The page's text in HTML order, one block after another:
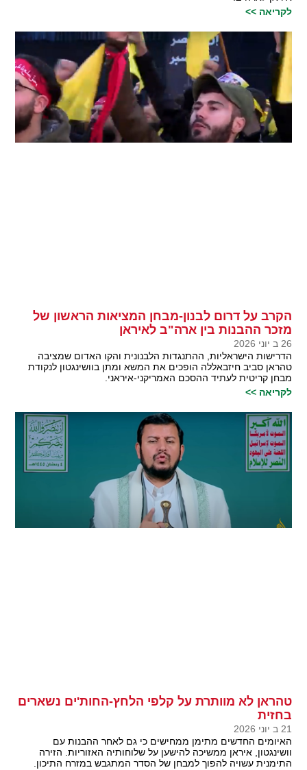
לקריאה >>
הקרב על דרום לבנון-מבחן המציאות הראשון של
מזכר ההבנות בין ארה"ב לאיראן
26 ב יוני 2026
הדרישות הישראליות, ההתנגדות הלבנונית והקו האדום שמציבה
טהראן סביב חיזבאללה הופכים את המשא ומתן בוושינגטון לנקודת
מבחן קריטית לעתיד ההסכם האמריקני-איראני.
לקריאה >>
טהראן לא מוותרת על קלפי הלחץ-החות'ים נשארים
בחזית
21 ב יוני 2026
האיומים החדשים מתימן ממחישים כי גם לאחר ההבנות עם
וושינגטון, איראן ממשיכה להישען על שלוחותיה האזוריות. הזירה
התימנית עשויה להפוך למבחן של הסדר המתגבש במזרח התיכון.